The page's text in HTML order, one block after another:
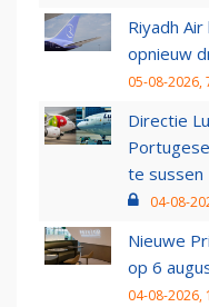
Riyadh
opnieuw
05-08-2026,
Directie
te sussen
04-08-
Nieuwe
op 6
04-08-2026,